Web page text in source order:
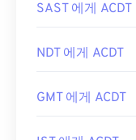
SAST 에게 ACDT
NDT 에게 ACDT
GMT 에게 ACDT